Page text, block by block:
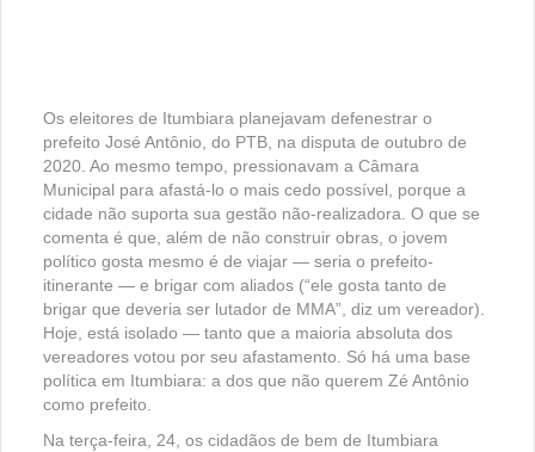
Os eleitores de Itumbiara planejavam defenestrar o
prefeito José Antônio, do PTB, na disputa de outubro de
2020. Ao mesmo tempo, pressionavam a Câmara
Municipal para afastá-lo o mais cedo possível, porque a
cidade não suporta sua gestão não-realizadora. O que se
comenta é que, além de não construir obras, o jovem
político gosta mesmo é de viajar — seria o prefeito-
itinerante — e brigar com aliados (“ele gosta tanto de
brigar que deveria ser lutador de MMA”, diz um vereador).
Hoje, está isolado — tanto que a maioria absoluta dos
vereadores votou por seu afastamento. Só há uma base
política em Itumbiara: a dos que não querem Zé Antônio
como prefeito.
Na terça-feira, 24, os cidadãos de bem de Itumbiara